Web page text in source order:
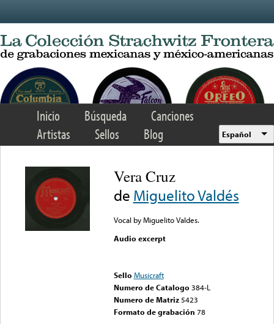
Inicio Búsqueda
Canciones
Artistas
Sellos Blog Español
Vera Cruz
de Miguelito Valdés
Vocal by Miguelito Valdes.
Audio excerpt
Sello Musicraft
Numero de Catalogo 384-L
Numero de Matriz 5423
Formato de grabación 78